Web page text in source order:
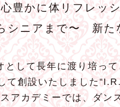
豊かに体リフレッ
シニアまで〜 新た
として長年に渡り培っ
て創設いたしました
アカデミーでは、ダン